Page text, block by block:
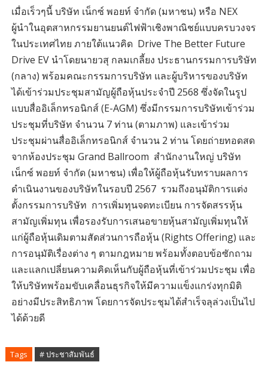
เมื่อเร็วๆนี้ บริษัท เน็กซ์ พอยท์ จำกัด (มหาชน) หรือ NEX
ผู้นำในอุตสาหกรรมยานยนต์ไฟฟ้าเชิงพาณิชย์แบบครบวงจร
ในประเทศไทย ภายใต้แนวคิด Drive The Better Future
Drive EV นำโดยนายวสุ กลมเกลี้ยง ประธานกรรมการบริษัท
(กลาง) พร้อมคณะกรรมการบริษัท และผู้บริหารของบริษัท
ได้เข้าร่วมประชุมสามัญผู้ถือหุ้นประจำปี 2568 ซึ่งจัดในรูป
แบบสื่ออิเล็กทรอนิกส์ (E-AGM) ซึ่งมีกรรมการบริษัทเข้าร่วม
ประชุมที่บริษัท จำนวน 7 ท่าน (ตามภาพ) และเข้าร่วม
ประชุมผ่านสื่ออิเล็กทรอนิกส์ จำนวน 2 ท่าน โดยถ่ายทอดสด
จากห้องประชุม Grand Ballroom สำนักงานใหญ่ บริษัท
เน็กซ์ พอยท์ จำกัด (มหาชน) เพื่อให้ผู้ถือหุ้นรับทราบผลการ
ดำเนินงานของบริษัทในรอบปี 2567 รวมถึงอนุมัติการแต่ง
ตั้งกรรมการบริษัท การเพิ่มทุนจดทะเบียน การจัดสรรหุ้น
สามัญเพิ่มทุน เพื่อรองรับการเสนอขายหุ้นสามัญเพิ่มทุนให้
แก่ผู้ถือหุ้นเดิมตามสัดส่วนการถือหุ้น (Rights Offering) และ
การอนุมัติเรื่องต่าง ๆ ตามกฎหมาย พร้อมทั้งตอบข้อซักถาม
และแลกเปลี่ยนความคิดเห็นกับผู้ถือหุ้นที่เข้าร่วมประชุม เพื่อ
ให้บริษัทพร้อมขับเคลื่อนธุรกิจให้มีความแข็งแกร่งทุกมิติ
อย่างมีประสิทธิภาพ โดยการจัดประชุมได้สำเร็จลุล่วงเป็นไป
ได้ด้วยดี
Tags # ประชาสัมพันธ์